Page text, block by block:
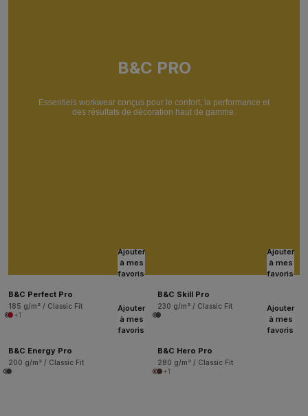
B&C PRO
Essentiels workwear conçus pour le confort, la performance et
des résultats de décoration haut de gamme.
Ajouter
à mes
favoris
B&C Perfect Pro
185 g/m² / Classic Fit
+1
Ajouter
à mes
favoris
B&C Skill Pro
230 g/m² / Classic Fit
Ajouter
à mes
favoris
B&C Energy Pro
200 g/m² / Classic Fit
Ajouter
à mes
favoris
B&C Hero Pro
280 g/m² / Classic Fit
+1